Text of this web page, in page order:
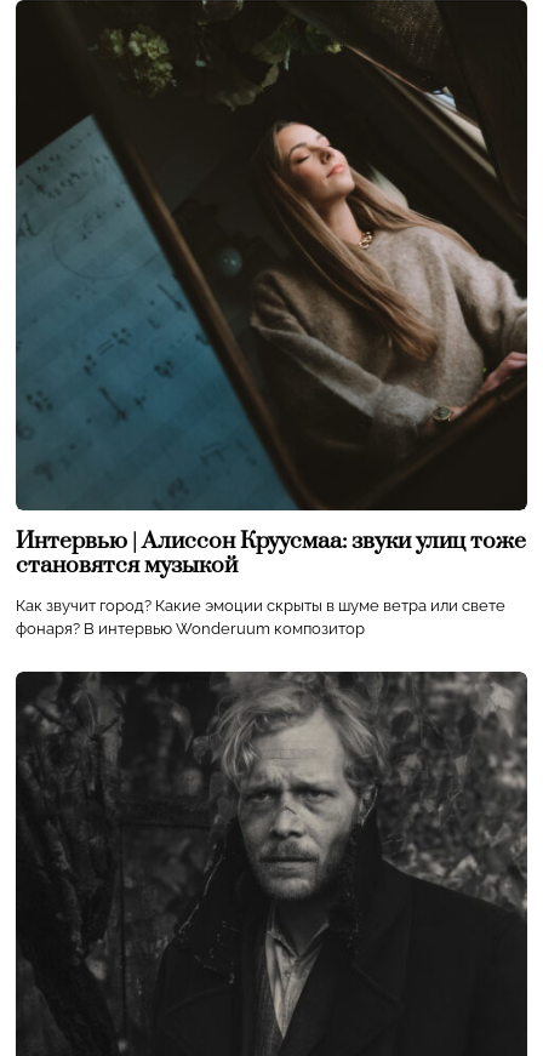
Интервью | Алиссон Круусмаа: звуки улиц тоже
становятся музыкой
Как звучит город? Какие эмоции скрыты в шуме ветра или свете
фонаря? В интервью Wonderuum композитор